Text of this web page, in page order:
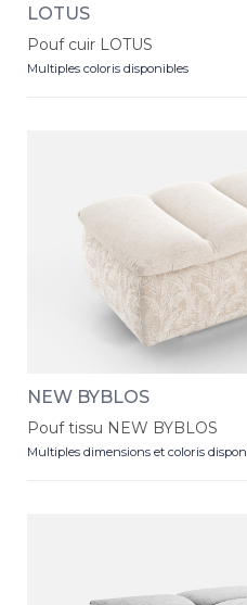
LOTUS
Pouf cuir LOTUS
Multiples coloris disponibles
NEW BYBLOS
Pouf tissu NEW BYBLOS
Multiples dimensions et coloris